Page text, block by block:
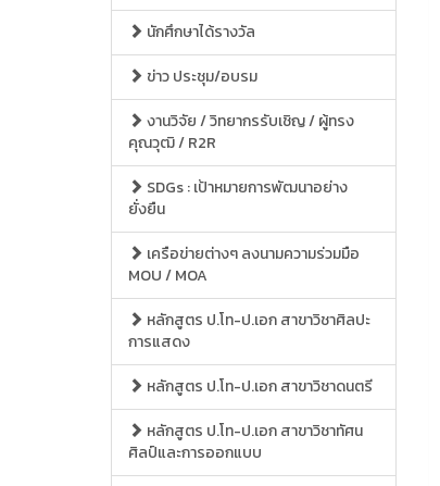
นักศึกษาได้รางวัล
ข่าว ประชุม/อบรม
งานวิจัย / วิทยากรรับเชิญ / ผู้ทรง
คุณวุฒิ / R2R
SDGs : เป้าหมายการพัฒนาอย่าง
ยั่งยืน
เครือข่ายต่างๆ ลงนามความร่วมมือ
MOU / MOA
หลักสูตร ป.โท-ป.เอก สาขาวิชาศิลปะ
การแสดง
หลักสูตร ป.โท-ป.เอก สาขาวิชาดนตรี
หลักสูตร ป.โท-ป.เอก สาขาวิชาทัศน
ศิลป์และการออกแบบ